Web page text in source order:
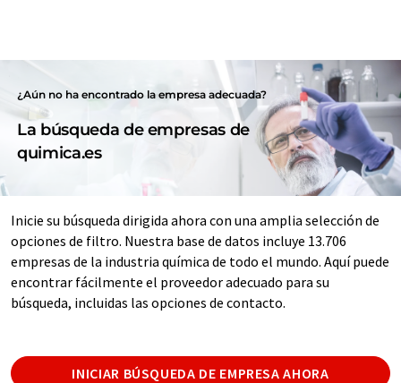
¿Aún no ha encontrado la empresa adecuada?
La búsqueda de empresas de
quimica.es
Inicie su búsqueda dirigida ahora con una amplia selección de
opciones de filtro. Nuestra base de datos incluye 13.706
empresas de la industria química de todo el mundo. Aquí puede
encontrar fácilmente el proveedor adecuado para su
búsqueda, incluidas las opciones de contacto.
INICIAR BÚSQUEDA DE EMPRESA AHORA